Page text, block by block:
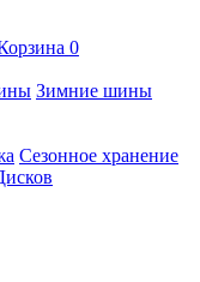
0
Зимние шины
Сезонное хранение